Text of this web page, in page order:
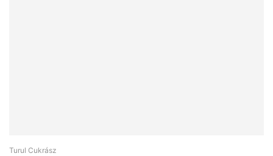
Turul Cukrász